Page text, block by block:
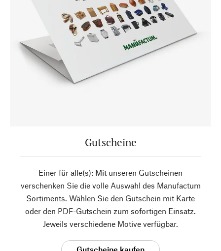
Gutscheine
Einer für alle(s): Mit unseren Gutscheinen
verschenken Sie die volle Auswahl des Manufactum
Sortiments. Wählen Sie den Gutschein mit Karte
oder den PDF-Gutschein zum sofortigen Einsatz.
Jeweils verschiedene Motive verfügbar.